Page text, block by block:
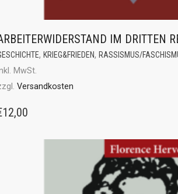
IM DRITTEN
, KRIEG&FRIEDEN, RASSISMUS/
MwSt.
Versandkosten
12,00